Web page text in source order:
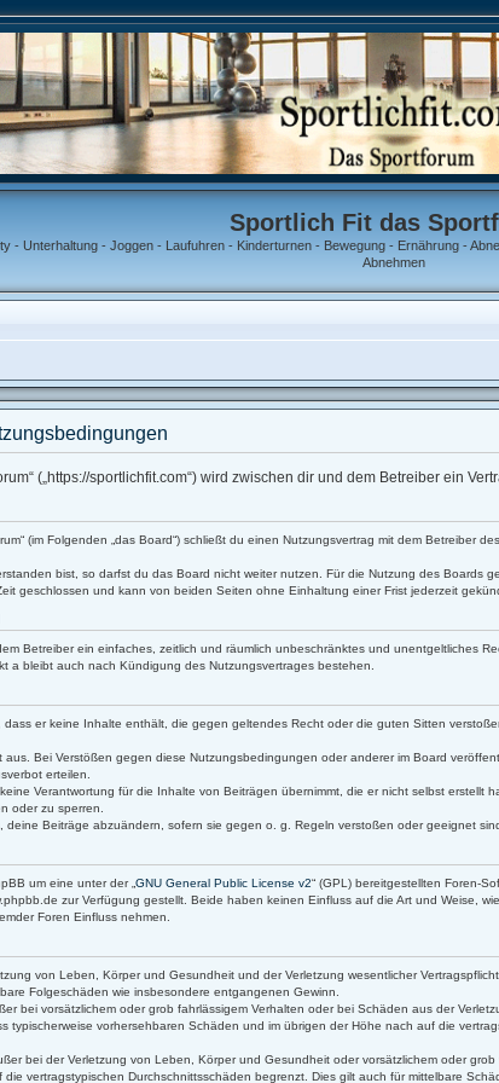
Sportlich Fit das
- Unterhaltung - Joggen - Laufuhren - Kinderturnen - Bewegung - Ernährung -
Abnehmen
(„https://sportlichfit.com“) wird zwischen dir und dem Betreiber ein
(im Folgenden „das Board“) schließt du einen Nutzungsvertrag mit dem Betreiber
bist, so darfst du das Board nicht weiter nutzen. Für die Nutzung des Boards
geschlossen und kann von beiden Seiten ohne Einhaltung einer Frist jederzeit
Betreiber ein einfaches, zeitlich und räumlich unbeschränktes und unentgeltliches
a bleibt auch nach Kündigung des Nutzungsvertrages bestehen.
dass er keine Inhalte enthält, die gegen geltendes Recht oder die guten Sitten
Bei Verstößen gegen diese Nutzungsbedingungen oder anderer im Board
erteilen.
Verantwortung für die Inhalte von Beiträgen übernimmt, die er nicht selbst
oder zu sperren.
Beiträge abzuändern, sofern sie gegen o. g. Regeln verstoßen oder geeignet
um eine unter der „ GNU General Public License v2“ (GPL) bereitgestellten Foren-
zur Verfügung gestellt. Beide haben keinen Einfluss auf die Art und Weise,
Foren Einfluss nehmen.
von Leben, Körper und Gesundheit und der Verletzung wesentlicher
Folgeschäden wie insbesondere entgangenen Gewinn.
bei vorsätzlichem oder grob fahrlässigem Verhalten oder bei Schäden aus der
typischerweise vorhersehbaren Schäden und im übrigen der Höhe nach auf die
bei der Verletzung von Leben, Körper und Gesundheit oder vorsätzlichem oder
vertragstypischen Durchschnittsschäden begrenzt. Dies gilt auch für mittelbare